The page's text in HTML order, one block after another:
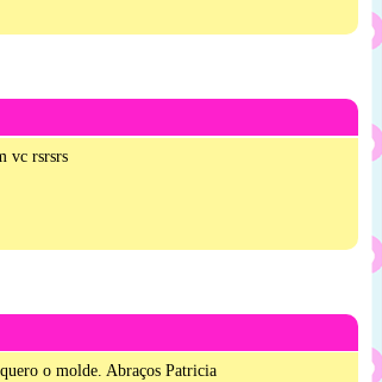
vc rsrsrs
o molde. Abraços Patricia